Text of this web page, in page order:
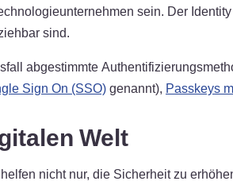
sein. Der
sind.
abgestimmte
Sign On (SSO)genannt), Passkeys
Welt
nicht nur, die Sicherheit zu